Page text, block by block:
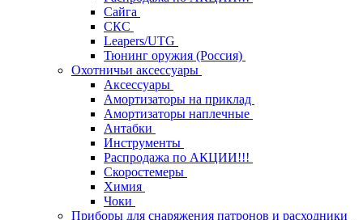
Сайга
СКС
Leapers/UTG
Тюнинг оружия (Россия)
Охотничьи аксессуары
Аксессуары
Амортизаторы на приклад
Амортизаторы наплечные
Антабки
Инструменты
Распродажа по АКЦИИ!!!
Скоростемеры
Химия
Чоки
Приборы для снаряжения патронов и расходники